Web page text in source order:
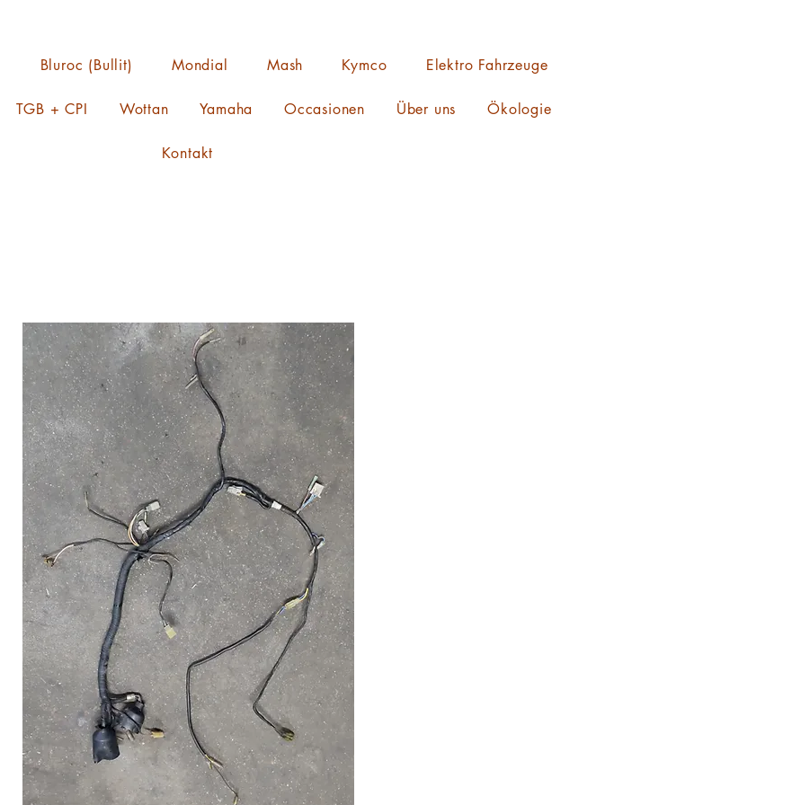
Bluroc (Bullit) Mondial Mash Kymco Elektro Fahrzeuge
TGB + CPI Wottan Yamaha Occasionen Über uns Ökologie
Kontakt